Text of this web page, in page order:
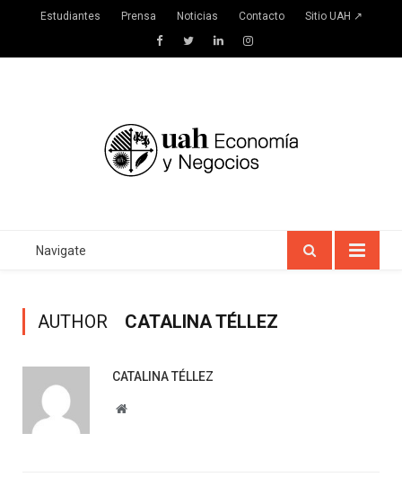
Estudiantes Prensa Noticias Contacto Sitio UAH ↗
FacebookTwitterLinkedInInstagram
Navigate
AUTHOR CATALINA TÉLLEZ
CATALINA TÉLLEZ
Website